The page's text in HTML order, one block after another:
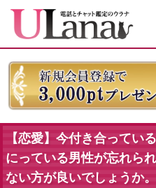
【恋愛】今付き合ってい
にっている男性が忘れら
ない方が良いでしょうか。